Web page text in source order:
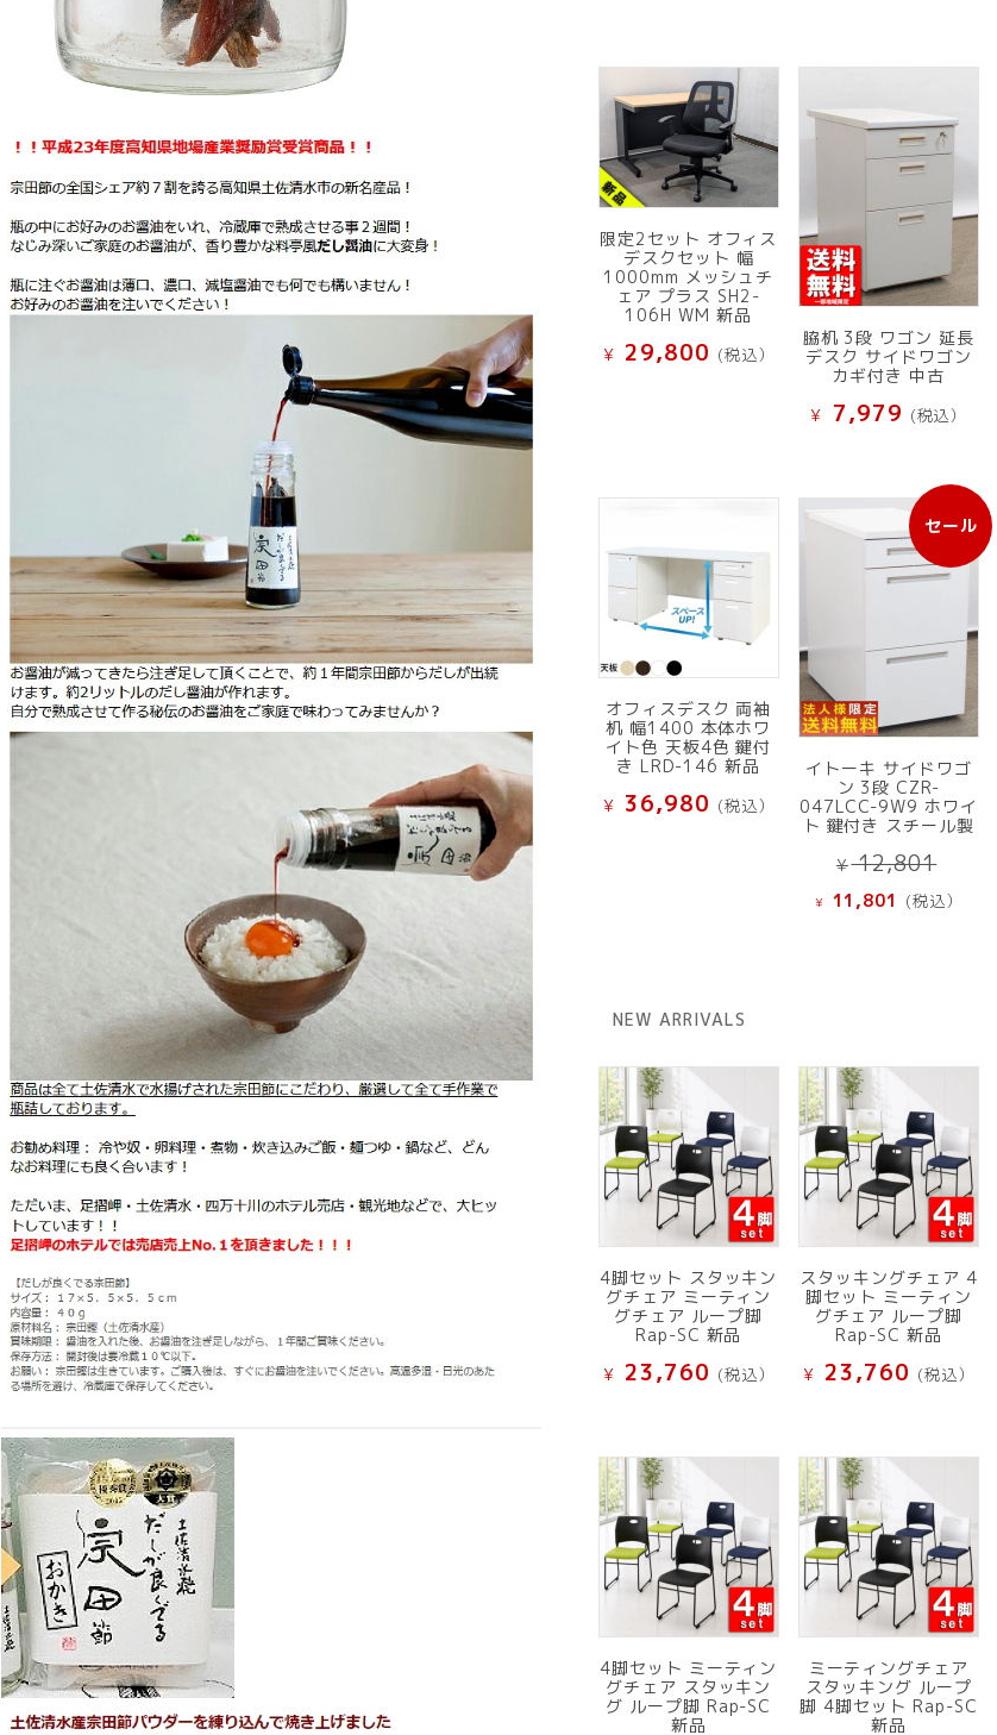
限定2セット オフィス
デスクセット 幅
1000mm メッシュチ
ェア プラス SH2-
106H WM 新品
¥ 29,800 (税込）
脇机 3段 ワゴン 延長
デスク サイドワゴン
カギ付き 中古
¥ 7,979 (税込）
オフィスデスク 両袖
机 幅1400 本体ホワ
イト色 天板4色 鍵付
き LRD-146 新品
¥ 36,980 (税込）
セール
販
売
中
品
イトーキ サイドワゴ
ン 3段 CZR-
047LCC-9W9 ホワイ
ト 鍵付き スチール製
¥12,801
の
価
¥ 11,801 現
で
す。
(税込）
NEW ARRIVALS
4脚セット スタッキン
グチェア ミーティン
グチェア ループ脚
Rap-SC 新品
¥ 23,760 (税込）
スタッキングチェア 4
脚セット ミーティン
グチェア ループ脚
Rap-SC 新品
¥ 23,760 (税込）
4脚セット ミーティン
グチェア スタッキン
グ ループ脚 Rap-SC
新品
ミーティングチェア
スタッキング ループ
脚 4脚セット Rap-SC
新品